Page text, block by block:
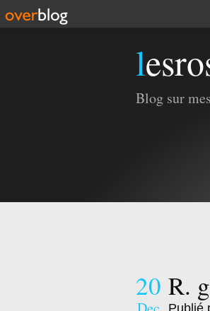
Blog sur
20 R.
Publié